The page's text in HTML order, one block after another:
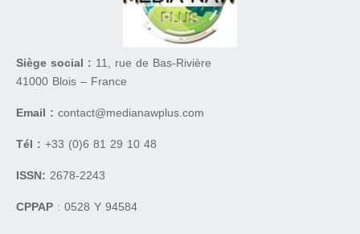
Siège social : 11, rue de Bas-Rivière
41000 Blois – France
Email : contact@medianawplus.com
Tél : +33 (0)6 81 29 10 48
ISSN: 2678-2243
CPPAP : 0528 Y 94584